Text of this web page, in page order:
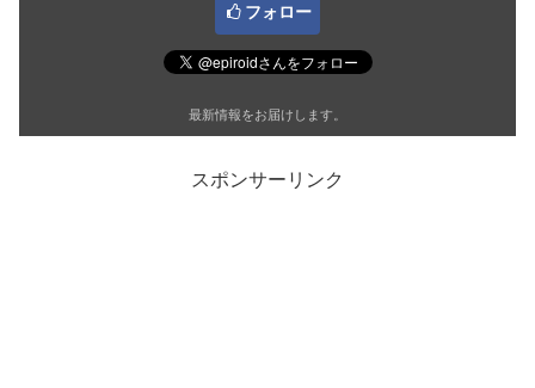
フォロー
最新情報をお届けします。
スポンサーリンク